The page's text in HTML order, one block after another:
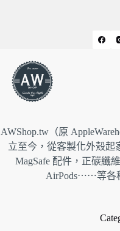
AWShop.tw（原
立至今，從客製化外殼起
MagSafe 配件，正碳纖
AirPods⋯⋯等各